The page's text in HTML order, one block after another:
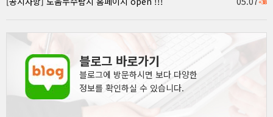
+38
블로그 바로가기
블로그에 방문하시면 보다 다양한
정보를 확인하실 수 있습니다.